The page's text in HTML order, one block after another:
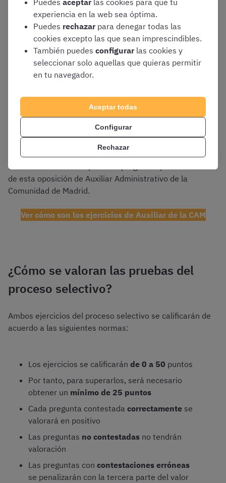
30 preguntas se referirán al
Bloque I
del
temario oficial
Cuestionario tipo test de 30 preguntaspara
evaluar los conocimientos de informática y
ofimática. De las cuales, las relacionadas
con Windows y Microsoft Office se referirán
Windows 10
Microsoft Office 2016
Por tanto, será en la primera mitad del primer ejercicio
donde se encuadre la parte de preguntas psicotécnicas
de esta oposición de Auxiliar Administrativo de la
Comunidad de Madrid.
Ver cómo son los ejercicios de Auxiliar de la CAM
¿Cómo se valoran las pruebas del
proceso selectivo?
Ambos ejercicios del proceso selectivo se calificarán de
acuerdo a las siguientes normas:
Los ejercicios se calificarán de 0 a 50 puntos
Por tanto, para superarlos, será necesario
obtener un mínimo de 25 puntos
Cada pregunta contestada correctamente se
valorará en positivo
Las preguntas no contestadas no tendrán
valoración
Las preguntas con contestaciones erróneas
se penalizarán con la tercera parte del valor
experiencia en la web sea óptima.
Puedes rechazar para denegar todas las
cookies excepto las que sean imprescindibles.
También puedes configurar las cookies y
seleccionar solo aquellas que quieras permitir
en tu navegador.
Aceptar todas
Configurar
Rechazar